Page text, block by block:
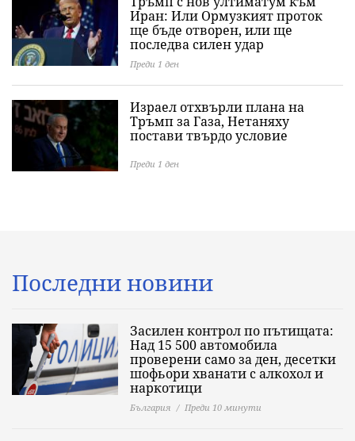
Иран: Или Ормузкият проток
ще бъде отворен, или ще
последва силен удар
Преди 1 ден
Израел отхвърли плана на
Тръмп за Газа, Нетаняху
постави твърдо условие
Преди 1 ден
Последни новини
Засилен контрол по пътищата:
Над 15 500 автомобила
проверени само за ден, десетки
шофьори хванати с алкохол и
наркотици
България Преди 10 минути